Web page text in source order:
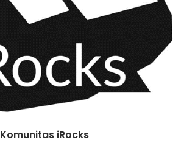
Komunitas iRocks